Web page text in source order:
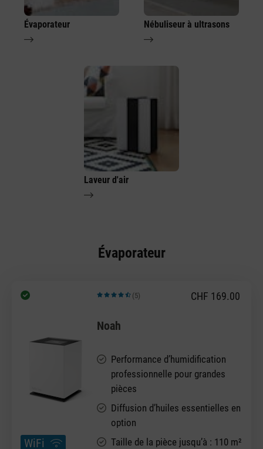
Évaporateur Nébuliseur à ultrasons
Laveur d'air
Évaporateur
WiFi
Note moyenne de 4.6 sur 5 étoiles
(5) CHF 169.00
Noah
Performance d’humidification
professionnelle pour grandes
pièces
Diffusion d’huiles essentielles en
option
Taille de la pièce jusqu’à : 110 m²